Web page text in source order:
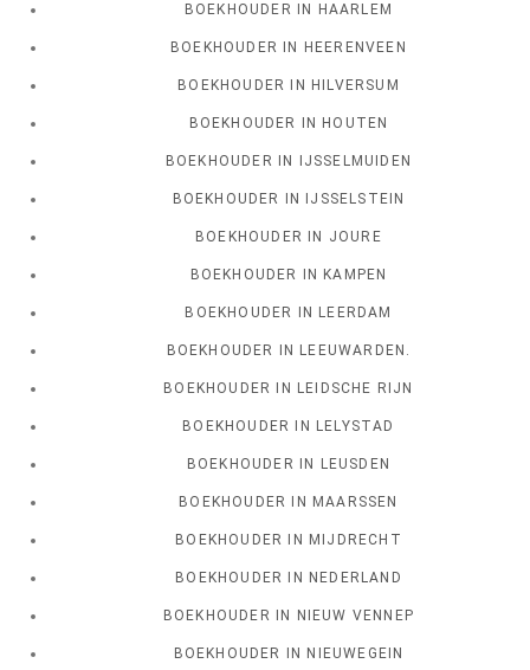
BOEKHOUDER IN HAARLEM
BOEKHOUDER IN HEERENVEEN
BOEKHOUDER IN HILVERSUM
BOEKHOUDER IN HOUTEN
BOEKHOUDER IN IJSSELMUIDEN
BOEKHOUDER IN IJSSELSTEIN
BOEKHOUDER IN JOURE
BOEKHOUDER IN KAMPEN
BOEKHOUDER IN LEERDAM
BOEKHOUDER IN LEEUWARDEN.
BOEKHOUDER IN LEIDSCHE RIJN
BOEKHOUDER IN LELYSTAD
BOEKHOUDER IN LEUSDEN
BOEKHOUDER IN MAARSSEN
BOEKHOUDER IN MIJDRECHT
BOEKHOUDER IN NEDERLAND
BOEKHOUDER IN NIEUW VENNEP
BOEKHOUDER IN NIEUWEGEIN